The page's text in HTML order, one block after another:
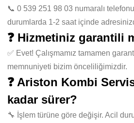
📞 0 539 251 98 03 numaralı telefonu
durumlarda 1-2 saat içinde
❓ Hizmetiniz garantili
✅ Evet! Çalışmamız tamamen
memnuniyeti bizim önceliliğimizdir.
❓ Ariston Kombi
kadar sürer?
🔧 İşlem türüne göre değişir. Acil